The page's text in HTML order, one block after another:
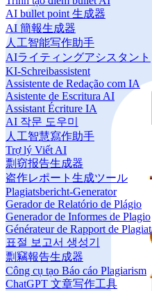
AI bullet point 生成器
AI 簡報生成器
人工智能写作助手
AIライティングアシスタント
KI-Schreibassistent
Assistente de Redação com IA
Asistente de Escritura AI
Assistant Écriture IA
AI 작문 도우미
人工智慧寫作助手
Trợ lý Viết AI
剽窃报告生成器
盗作レポート生成ツール
Plagiatsbericht-Generator
Gerador de Relatório de Plágio
Generador de Informes de Plagio
Générateur de Rapport de Plagiat
표절 보고서 생성기
剽竊報告生成器
Công cụ tạo Báo cáo Plagiarism
ChatGPT 文章写作工具